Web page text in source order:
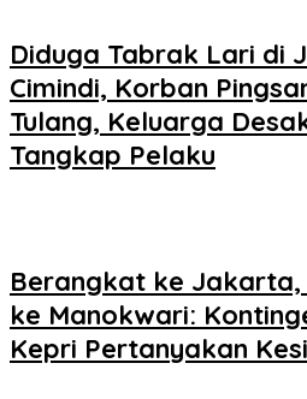
Diduga Tabrak Lari di
Cimindi, Korban
Tulang, Keluarga
Tangkap Pelaku
Berangkat ke Jakarta,
ke Manokwari:
Kepri Pertanyakan